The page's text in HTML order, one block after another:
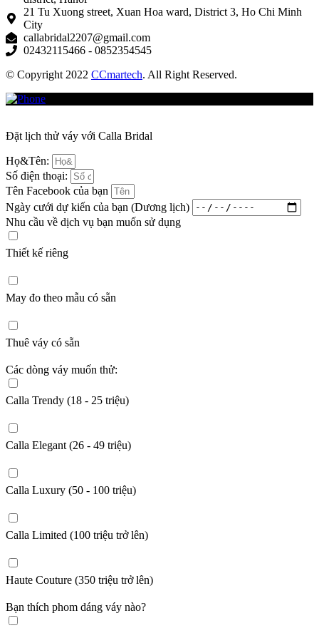
21 Tu Xuong street, Xuan Hoa ward, District 3, Ho Chi Minh
City
callabridal2207@gmail.com
02432115466 - 0852354545
© Copyright 2022 CCmartech. All Right Reserved.
Đặt lịch thử váy với Calla Bridal
Họ&Tên:
Số điện thoại:
Tên Facebook của bạn
Ngày cưới dự kiến của bạn (Dương lịch)
Nhu cầu về dịch vụ bạn muốn sử dụng
Thiết kế riêng
May đo theo mẫu có sẵn
Thuê váy có sẵn
Các dòng váy muốn thử:
Calla Trendy (18 - 25 triệu)
Calla Elegant (26 - 49 triệu)
Calla Luxury (50 - 100 triệu)
Calla Limited (100 triệu trở lên)
Haute Couture (350 triệu trở lên)
Bạn thích phom dáng váy nào?